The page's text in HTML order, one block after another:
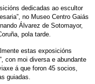
dedicadas ao escultor
no Museo Centro Gaiás
Álvarez de Sotomayor,
pola tarde.
estas exposicións
con moi diversa e abundante
á que foron 45 socios,
guiadas.